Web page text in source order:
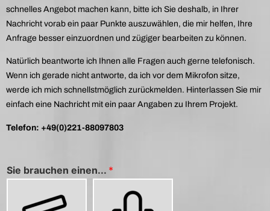
schnelles Angebot machen kann, bitte ich Sie deshalb, in Ihrer
Nachricht vorab ein paar Punkte auszuwählen, die mir helfen, Ihre
Anfrage besser einzuordnen und zügiger bearbeiten zu können.
Natürlich beantworte ich Ihnen alle Fragen auch gerne telefonisch.
Wenn ich gerade nicht antworte, da ich vor dem Mikrofon sitze,
werde ich mich schnellstmöglich zurückmelden. Hinterlassen Sie mir
einfach eine Nachricht mit ein paar Angaben zu Ihrem Projekt.
Telefon: +49(0)221-88097803
Sie brauchen einen... *